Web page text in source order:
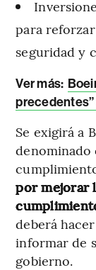
para
seguridad y
Ver más:
Se exigirá a
por mejorar
deberá
informar de
gobierno.